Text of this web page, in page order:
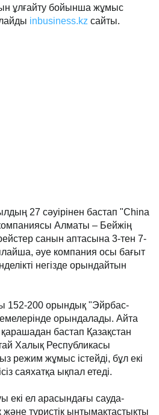
ұлғайту бойынша жұмыс
inbusiness.kz сайты.
27 сәуірінен бастап "China
Алматы – Бейжің
санын аптасына 3-тен 7-
әуе компания осы бағыт
негізде орындайтын
152-200 орындық "Эйрбас-
орындалады. Айта
бастап Қазақстан
Халық Республикасы
режим жұмыс істейді, бұл екі
саяхатқа ықпал етеді.
екі ел арасындағы сауда-
және туристік ынтымақтастықты